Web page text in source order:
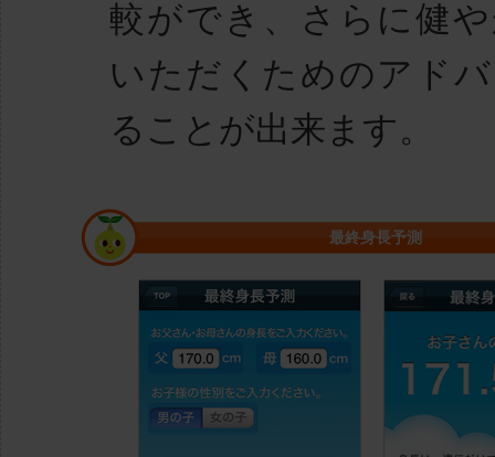
較ができ、さらに健
いただくためのアド
ることが出来ます。
最終身長予測